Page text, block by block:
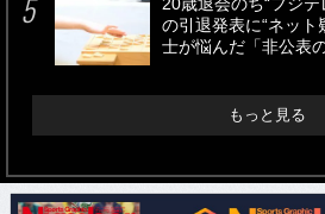
20歳退会のち“フジ
の引退発表に“ネッ
士が悩んだ「非公表
もっと見る